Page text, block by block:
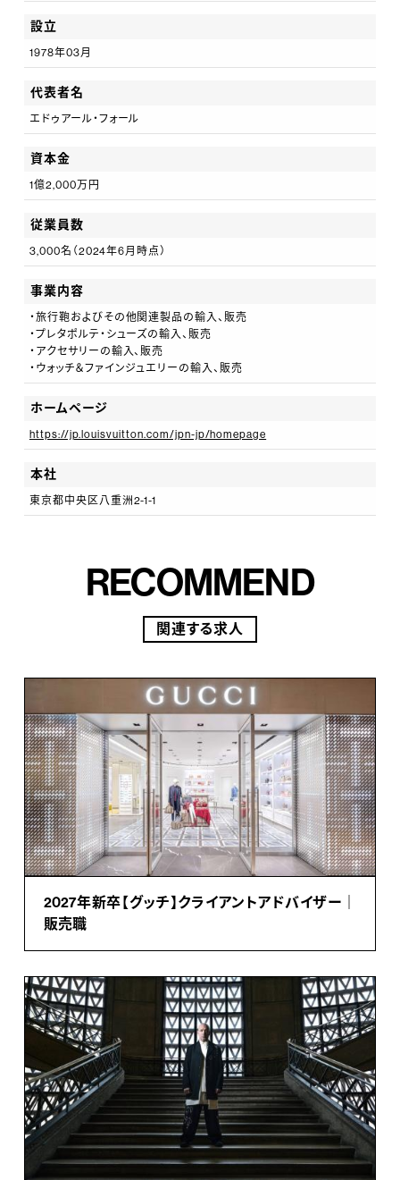
のミッションです。
設立
1978年03月
代表者名
エドゥアール・フォール
資本金
1億2,000万円
従業員数
3,000名（2024年6月時点）
事業内容
・旅行鞄およびその他関連製品の輸入、販売
・プレタポルテ・シューズの輸入、販売
・アクセサリーの輸入、販売
・ウォッチ＆ファインジュエリーの輸入、販売
ホームページ
https://jp.louisvuitton.com/jpn-jp/homepage
本社
東京都中央区八重洲2-1-1
RECOMMEND
関連する求人
2027年新卒【グッチ】クライアントアドバイザー｜
販売職